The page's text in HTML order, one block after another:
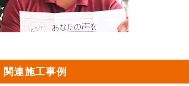
関連施工事例